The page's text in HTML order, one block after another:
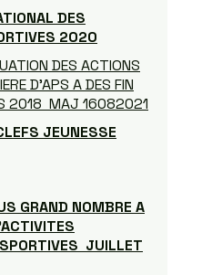
DES
2020
DES ACTIONS
D'APS A DES FIN
2018 MAJ 16082021
JEUNESSE
GRAND NOMBRE A
JUILLET